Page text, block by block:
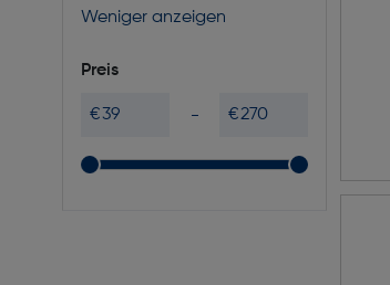
Weniger anzeigen
Preis
€ €